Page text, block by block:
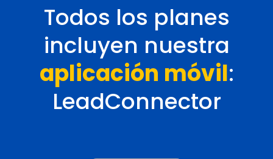
Todos los planes
incluyen nuestra
aplicación móvil:
LeadConnector